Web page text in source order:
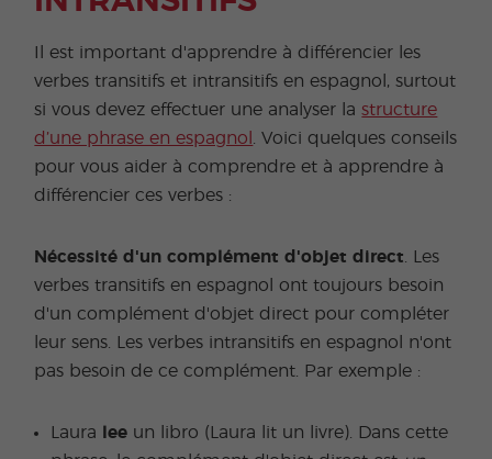
Il est important d'apprendre à différencier les
verbes transitifs et intransitifs en espagnol, surtout
si vous devez effectuer une analyser lastructure
d’une phrase en espagnol
. Voici quelques conseils
pour vous aider à comprendre et à apprendre à
différencier ces verbes :
Nécessité d'un complément d'objet direct . Les
verbes transitifs en espagnol ont toujours besoin
d'un complément d'objet direct pour compléter
leur sens. Les verbes intransitifs en espagnol n'ont
pas besoin de ce complément. Par exemple :
Laura lee un libro (Laura lit un livre). Dans cette